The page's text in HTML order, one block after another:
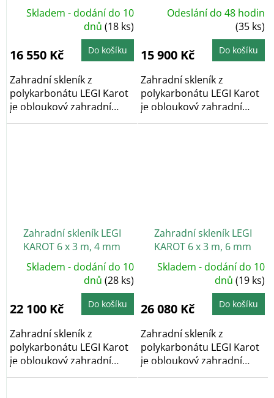
Skladem - dodání do 10
dnů (18 ks)
16 550 Kč Do košíku
Zahradní skleník z
polykarbonátu LEGI Karot
je obloukový zahradní
skleník, který díky...
Odeslání do 48 hodin
(35 ks)
15 900 Kč Do košíku
Zahradní skleník z
polykarbonátu LEGI Karot
je obloukový zahradní
skleník, který díky...
Zahradní skleník LEGI
KAROT 6 x 3 m, 4 mm
Skladem - dodání do 10
dnů (28 ks)
22 100 Kč Do košíku
Zahradní skleník z
polykarbonátu LEGI Karot
je obloukový zahradní
skleník, který díky...
Zahradní skleník LEGI
KAROT 6 x 3 m, 6 mm
Skladem - dodání do 10
dnů (19 ks)
26 080 Kč Do košíku
Zahradní skleník z
polykarbonátu LEGI Karot
je obloukový zahradní
skleník, který díky...